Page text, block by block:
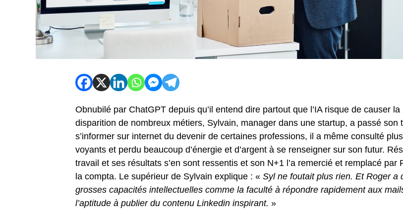
Obnubilé par ChatGPT depuis qu’il entend dire partout que l’IA risque de causer la
disparition de nombreux métiers, Sylvain, manager dans une startup, a passé son
s’informer sur internet du devenir de certaines professions, il a même consulté
voyants et perdu beaucoup d’énergie et d’argent à se renseigner sur son futur.
travail et ses résultats s’en sont ressentis et son N+1 l’a remercié et remplacé par
la compta. Le supérieur de Sylvain explique : « Syl ne foutait plus rien. Et Roger a
grosses capacités intellectuelles comme la faculté à répondre rapidement aux
l’aptitude à publier du contenu Linkedin inspirant. »